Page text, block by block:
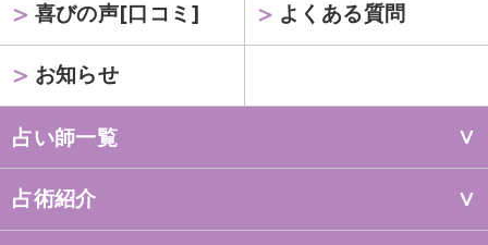
喜びの声[口コミ] よくある質問
お知らせ
占い師一覧
占術紹介